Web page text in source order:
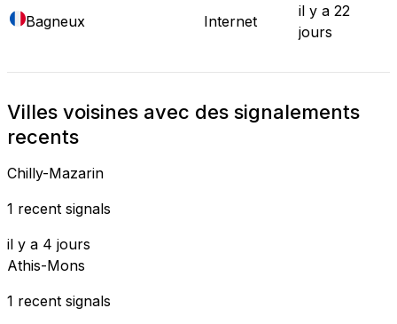
Bagneux
Internet
il y a 22
jours
Villes voisines avec des signalements
recents
Chilly-Mazarin
1 recent signals
il y a 4 jours
Athis-Mons
1 recent signals